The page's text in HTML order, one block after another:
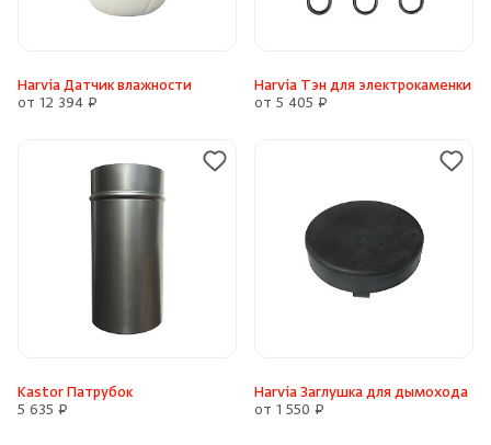
Harvia Датчик влажности
от 12 394 ₽
Harvia Тэн для электрокаменки
от 5 405 ₽
Kastor Патрубок
5 635 ₽
Harvia Заглушка для дымохода
от 1 550 ₽